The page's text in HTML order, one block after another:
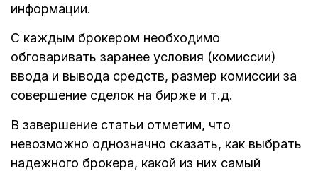
информации.
С каждым брокером необходимо
обговаривать заранее условия (комиссии)
ввода и вывода средств, размер комиссии за
совершение сделок на бирже и т.д.
В завершение статьи отметим, что
невозможно однозначно сказать, как выбрать
надежного брокера, какой из них самый